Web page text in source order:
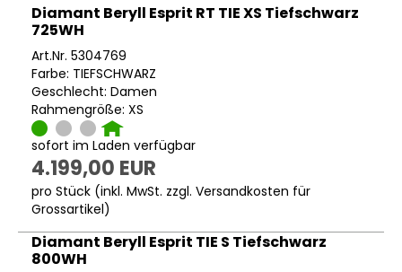
Diamant Beryll Esprit RT TIE XS Tiefschwarz
725WH
Art.Nr. 5304769
Farbe: TIEFSCHWARZ
Geschlecht: Damen
Rahmengröße: XS
sofort im Laden verfügbar
4.199,00 EUR
pro Stück (inkl. MwSt. zzgl. Versandkosten für
Grossartikel)
Diamant Beryll Esprit TIE S Tiefschwarz
800WH